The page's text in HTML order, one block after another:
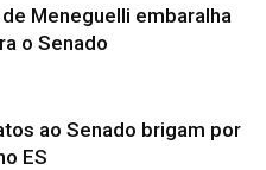
Meneguelli embaralha
o Senado
ao Senado brigam por
ES